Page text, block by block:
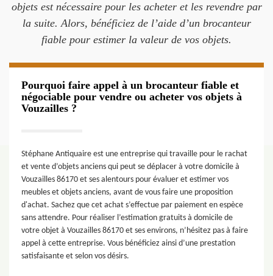
objets est nécessaire pour les acheter et les revendre par
la suite. Alors, bénéficiez de l’aide d’un brocanteur
fiable pour estimer la valeur de vos objets.
Pourquoi faire appel à un brocanteur fiable et
négociable pour vendre ou acheter vos objets à
Vouzailles ?
Stéphane Antiquaire est une entreprise qui travaille pour le rachat
et vente d’objets anciens qui peut se déplacer à votre domicile à
Vouzailles 86170 et ses alentours pour évaluer et estimer vos
meubles et objets anciens, avant de vous faire une proposition
d'achat. Sachez que cet achat s’effectue par paiement en espèce
sans attendre. Pour réaliser l’estimation gratuits à domicile de
votre objet à Vouzailles 86170 et ses environs, n’hésitez pas à faire
appel à cette entreprise. Vous bénéficiez ainsi d’une prestation
satisfaisante et selon vos désirs.